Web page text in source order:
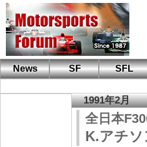
News SF SFL
1991年2月
全日本
K.アチソ